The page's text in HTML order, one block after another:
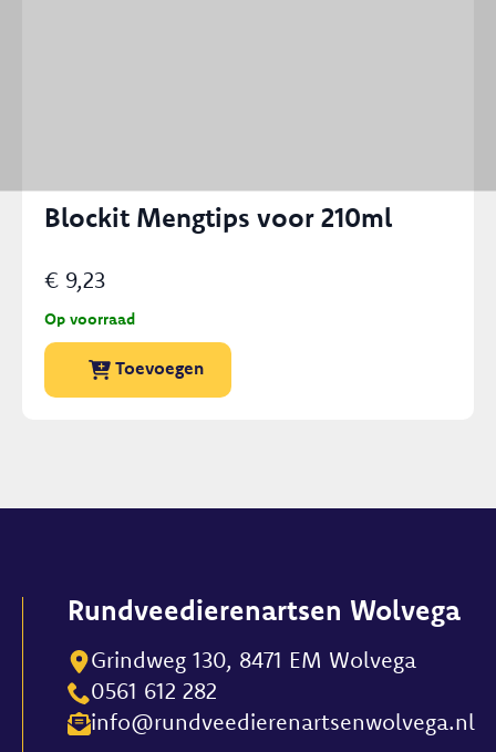
Blockit Mengtips voor 210ml
€ 9,23
Op voorraad
Toevoegen
Dit
product
worden
productpagina
Rundveedierenartsen Wolvega
Grindweg 130, 8471 EM Wolvega
0561 612 282
info@rundveedierenartsenwolvega.nl